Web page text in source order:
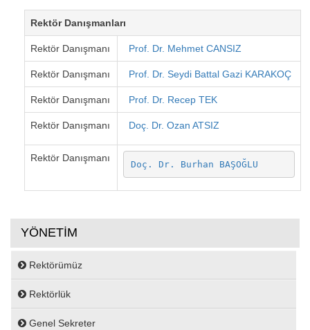
Rektör Danışmanları
Rektör Danışmanı Prof. Dr. Mehmet CANSIZ
Rektör Danışmanı Prof. Dr. Seydi Battal Gazi KARAKOÇ
Rektör Danışmanı Prof. Dr. Recep TEK
Rektör Danışmanı Doç. Dr. Ozan ATSIZ
Rektör Danışmanı
Doç. Dr. Burhan BAŞOĞLU
YÖNETİM
Rektörümüz
Rektörlük
Genel Sekreter